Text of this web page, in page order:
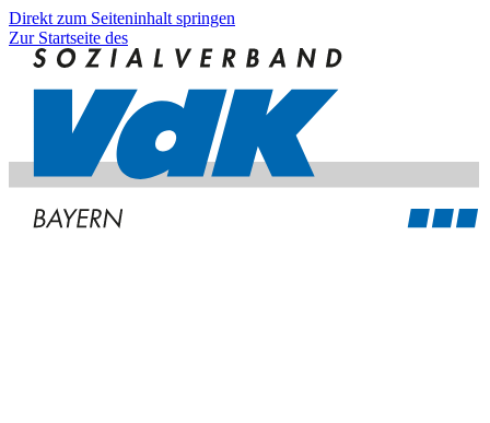
Direkt zum Seiteninhalt springen
Zur Startseite des